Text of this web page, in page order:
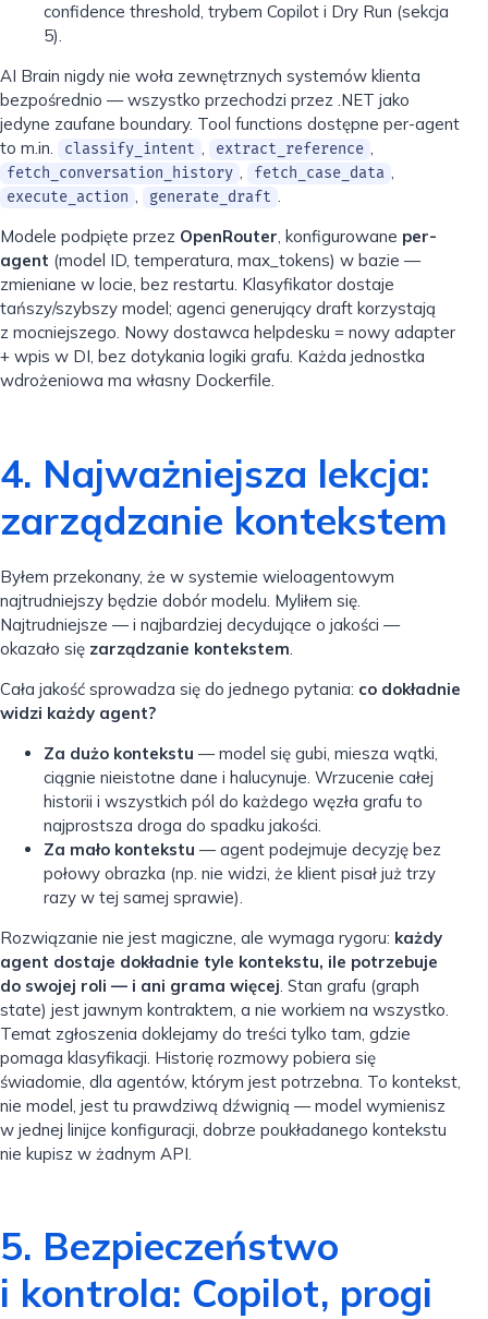
confidence threshold, trybem Copilot i Dry Run (sekcja
5).
AI Brain nigdy nie woła zewnętrznych systemów klienta
bezpośrednio — wszystko przechodzi przez .NET jako
jedyne zaufane boundary. Tool functions dostępne per-agent
to m.in.
classify_intent , extract_reference ,
fetch_conversation_history , fetch_case_data ,
execute_action , generate_draft .
Modele podpięte przez OpenRouter, konfigurowane per-
agent (model ID, temperatura, max_tokens) w bazie —
zmieniane w locie, bez restartu. Klasyfikator dostaje
tańszy/szybszy model; agenci generujący draft korzystają
z mocniejszego. Nowy dostawca helpdesku = nowy adapter
+ wpis w DI, bez dotykania logiki grafu. Każda jednostka
wdrożeniowa ma własny Dockerfile.
4. Najważniejsza lekcja:
zarządzanie kontekstem
Byłem przekonany, że w systemie wieloagentowym
najtrudniejszy będzie dobór modelu. Myliłem się.
Najtrudniejsze — i najbardziej decydujące o jakości —
okazało się zarządzanie kontekstem.
Cała jakość sprowadza się do jednego pytania: co dokładnie
widzi każdy agent?
Za dużo kontekstu — model się gubi, miesza wątki,
ciągnie nieistotne dane i halucynuje. Wrzucenie całej
historii i wszystkich pól do każdego węzła grafu to
najprostsza droga do spadku jakości.
Za mało kontekstu — agent podejmuje decyzję bez
połowy obrazka (np. nie widzi, że klient pisał już trzy
razy w tej samej sprawie).
Rozwiązanie nie jest magiczne, ale wymaga rygoru: każdy
agent dostaje dokładnie tyle kontekstu, ile potrzebuje
do swojej roli — i ani grama więcej. Stan grafu (graph
state) jest jawnym kontraktem, a nie workiem na wszystko.
Temat zgłoszenia doklejamy do treści tylko tam, gdzie
pomaga klasyfikacji. Historię rozmowy pobiera się
świadomie, dla agentów, którym jest potrzebna. To kontekst,
nie model, jest tu prawdziwą dźwignią — model wymienisz
w jednej linijce konfiguracji, dobrze poukładanego kontekstu
nie kupisz w żadnym API.
5. Bezpieczeństwo
i kontrola: Copilot, progi